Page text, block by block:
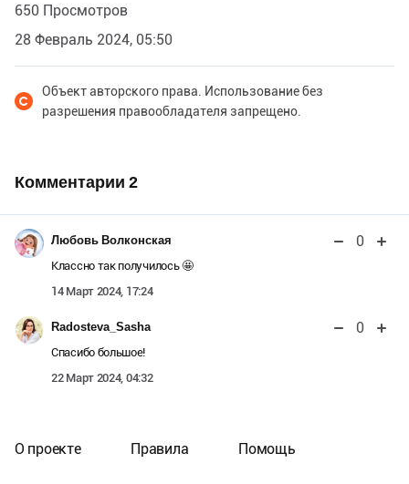
650 Просмотров
28 Февраль 2024, 05:50
Объект авторского права. Использование без
разрешения правообладателя запрещено.
Комментарии 2
Любовь Волконская 0
Классно так получилось 🤩
14 Март 2024, 17:24
Radosteva_Sasha 0
Спасибо большое!
22 Март 2024, 04:32
О проекте Правила Помощь